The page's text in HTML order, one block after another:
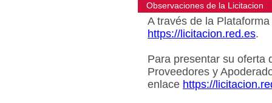
Observaciones de la Licitacion
A través de la
https://licitacion.red.es.
Para presentar su oferta
Proveedores y
enlace https://